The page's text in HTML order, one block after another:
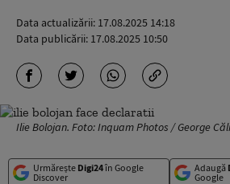
Data actualizării: 17.08.2025 14:18
Data publicării: 17.08.2025 10:50
Ilie Bolojan. Foto: Inquam Photos / George
Urmărește Digi24în Google
Discover
Adaugă
Google